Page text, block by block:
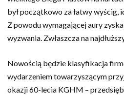
był początkowo za łatwy wyścig,
Z powodu wymagającej aury
wyzwania. Zwłaszcza na
Nowością będzie klasyfikacja
wydarzeniem towarzyszącym
okazji 60-lecia KGHM –